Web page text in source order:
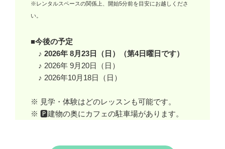
※レンタルスペースの関係上、開始5分前を目安にお越しくださ
い。
■今後の予定
♪ 2026年 8月23日（日）（第4日曜日です）
♪ 2026年 9月20日（日）
♪ 2026年10月18日（日）
※ 見学・体験はどのレッスンも可能です。
※ 🅿建物の奥にカフェの駐車場があります。